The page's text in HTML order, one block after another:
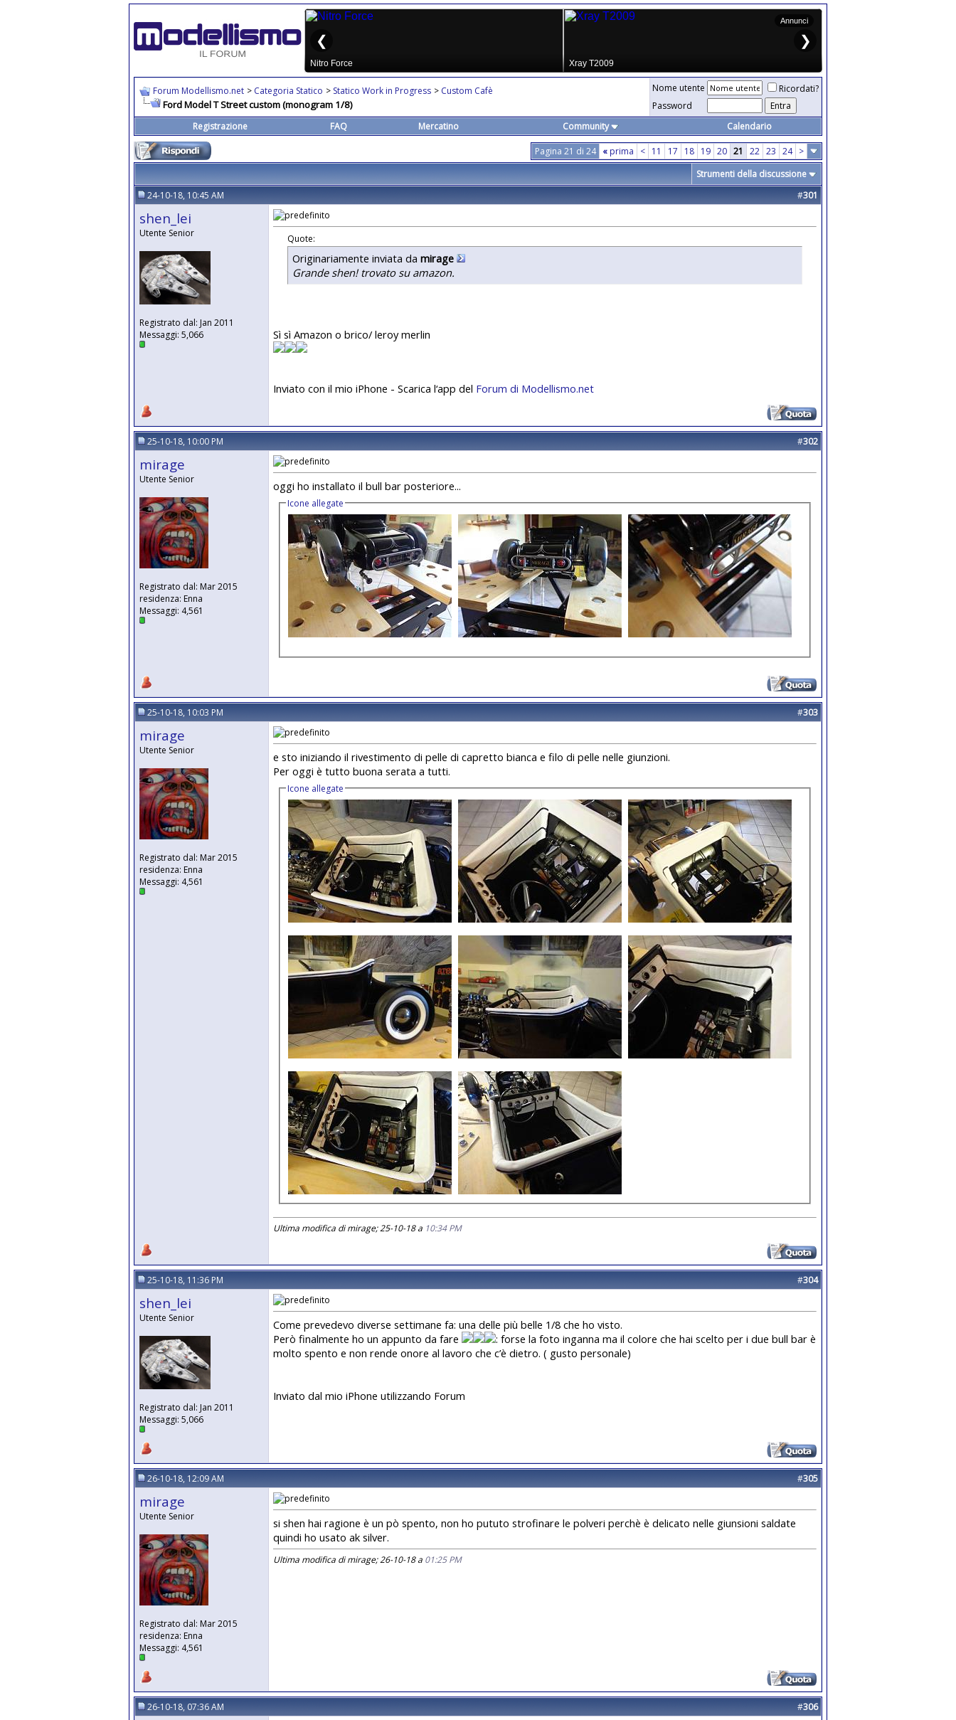
Forum Modellismo.net > Categoria Statico > Statico Work in Progress > Custom Cafè
Ford Model T Street custom (monogram 1/8)
Nome utente
Ricordati?
Password
Registrazione
FAQ Mercatino Community Calendario
Pagina 21 di 24 « prima < 11 17 18 19 20 21 22 23 24 >
Strumenti della discussione
24-10-18, 10:45 AM
#301
shen_lei
Utente Senior
Registrato dal: Jan 2011
Messaggi: 5,066
Quote:
Originariamente inviata da mirage
Grande shen! trovato su amazon.
Sì sì Amazon o brico/ leroy merlin
Inviato con il mio iPhone - Scarica l‘app del Forum di Modellismo.net
25-10-18, 10:00 PM #302
mirage
Utente Senior
Registrato dal: Mar 2015
residenza: Enna
Messaggi: 4,561
oggi ho installato il bull bar posteriore...
Icone allegate
25-10-18, 10:03 PM #303
mirage
Utente Senior
Registrato dal: Mar 2015
residenza: Enna
Messaggi: 4,561
e sto iniziando il rivestimento di pelle di capretto bianca e filo di pelle nelle giunzioni.
Per oggi è tutto buona serata a tutti.
Icone allegate
Ultima modifica di mirage; 25-10-18 a 10:34 PM
25-10-18, 11:36 PM #304
shen_lei
Utente Senior
Registrato dal: Jan 2011
Messaggi: 5,066
Come prevedevo diverse settimane fa: una delle più belle 1/8 che ho visto.
Però finalmente ho un appunto da fare
: forse la foto inganna ma il colore che hai scelto per i due bull bar è
molto spento e non rende onore al lavoro che c’è dietro. ( gusto personale)
Inviato dal mio iPhone utilizzando Forum
26-10-18, 12:09 AM #305
mirage
Utente Senior
Registrato dal: Mar 2015
residenza: Enna
Messaggi: 4,561
si shen hai ragione è un pò spento, non ho pututo strofinare le polveri perchè è delicato nelle giunsioni saldate
quindi ho usato ak silver.
Ultima modifica di mirage; 26-10-18 a 01:25 PM
26-10-18, 07:36 AM #306